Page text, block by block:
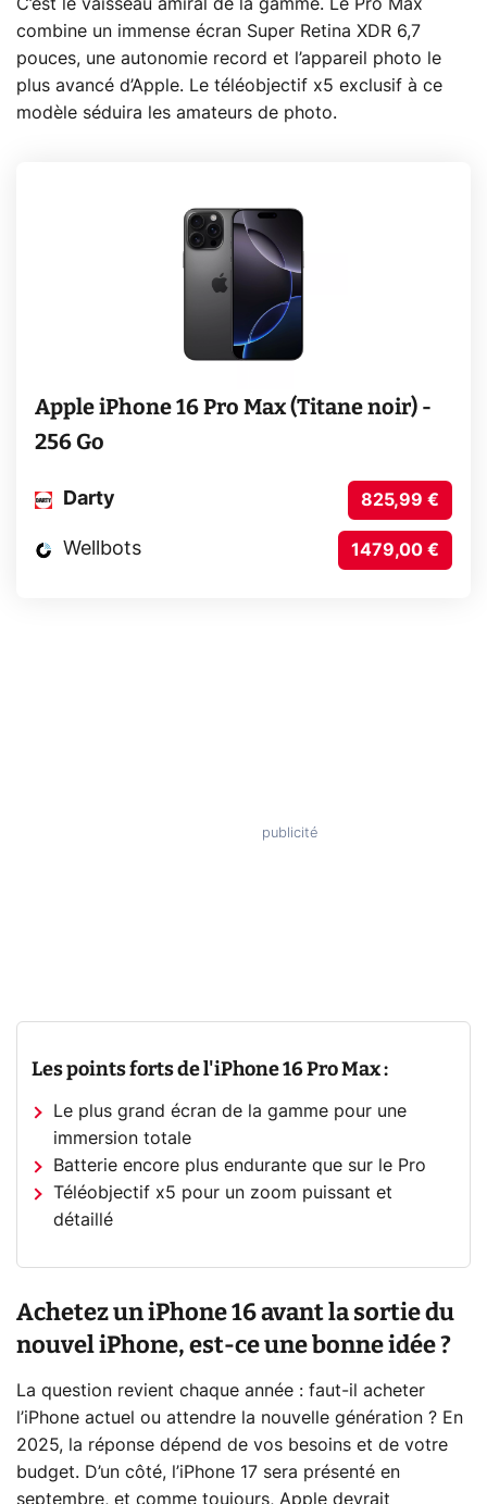
C’est le vaisseau amiral de la gamme. Le Pro Max
combine un immense écran Super Retina XDR 6,7
pouces, une autonomie record et l’appareil photo le
plus avancé d’Apple. Le téléobjectif x5 exclusif à ce
modèle séduira les amateurs de photo.
Apple iPhone 16 Pro Max (Titane noir) -
256 Go
Darty 825,99 €
Wellbots 1479,00 €
Les points forts de l'iPhone 16 Pro Max :
Le plus grand écran de la gamme pour une
immersion totale
Batterie encore plus endurante que sur le Pro
Téléobjectif x5 pour un zoom puissant et
détaillé
Achetez un iPhone 16 avant la sortie du
nouvel iPhone, est-ce une bonne idée ?
La question revient chaque année : faut-il acheter
l’iPhone actuel ou attendre la nouvelle génération ? En
2025, la réponse dépend de vos besoins et de votre
budget. D’un côté, l’iPhone 17 sera présenté en
septembre, et comme toujours, Apple devrait